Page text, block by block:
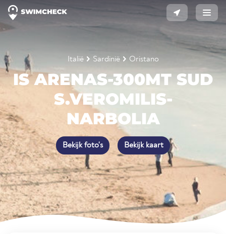
Italië Sardinië Oristano
IS ARENAS-300MT SUD
S.VEROMILIS-
NARBOLIA
Bekijk foto's Bekijk kaart